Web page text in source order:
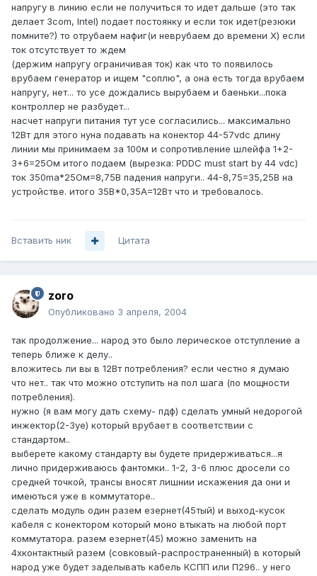
напругу в линию если не получиться то идет дальше (это так
делает 3com, Intel) подает постоянку и если ток идет(резюки
помните?) то отрубаем нафиг(и неврубаем до времени Х) если
ток отсутствует то ждем
(держим напругу ограничивая ток) как что то появилось
врубаем генератор и ищем "соплю", а она есть тогда врубаем
напругу, нет... то усе дождались вырубаем и баеньки...пока
контроллер не разбудет...
насчет напруги питания тут усе согласились... максимально
12Вт для этого нуна подавать на конектор 44-57vdc длину
линии мы принимаем за 100м и сопротивление шлейфа 1+2-
3+6=25Ом итого подаем (вырезка: PDDC must start by 44 vdc)
ток 350ma*25Ом=8,75В падения напруги.. 44-8,75=35,25В на
устройстве. итого 35В*0,35А=12Вт что и требовалось.
Вставить ник Цитата
zoro
Опубликовано 3 апреля, 2004
так продолжение... народ это было лерическое отступление а
теперь ближе к делу..
вложитесь ли вы в 12Вт потребления? если честно я думаю
что нет.. так что можно отступить на пол шага (по мощности
потребления).
нужно (я вам могу дать схему- пдф) сделать умный недорогой
инжектор(2-3уе) который врубает в соответствии с
стандартом..
выберете какому стандарту вы будете придерживаться...я
лично придерживаюсь фантомки.. 1-2, 3-6 плюс дросели со
средней точкой, трансы вносят лишнии искажения да они и
имеються уже в коммутаторе..
сделать модуль один разем езернет(45тый) и выход-кусок
кабеля с конектором который моно втыкать на любой порт
коммутатора. разем езернет(45) можно заменить на
4хконтактный разем (совковый-распространенный) в который
народ уже будет заделывать кабель КСПП или П296.. у него